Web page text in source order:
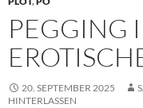
PEGGING
20. SEPTEMBER 2025
HINTERLASSEN